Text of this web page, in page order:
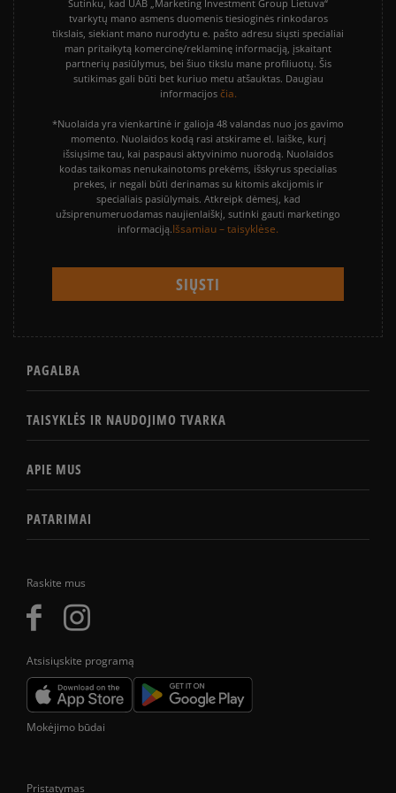
Raskite mus
Atsisiųskite programą
Sutinku, kad UAB „Marketing Investment Group Lietuva“
tvarkytų mano asmens duomenis tiesioginės rinkodaros
tikslais, siekiant mano nurodytu e. pašto adresu siųsti specialiai
man pritaikytą komercinę/reklaminę informaciją, įskaitant
partnerių pasiūlymus, bei šiuo tikslu mane profiliuotų. Šis
sutikimas gali būti bet kuriuo metu atšauktas. Daugiau
informacijos čia.
*Nuolaida yra vienkartinė ir galioja 48 valandas nuo jos gavimo
momento. Nuolaidos kodą rasi atskirame el. laiške, kurį
išsiųsime tau, kai paspausi aktyvinimo nuorodą. Nuolaidos
kodas taikomas nenukainotoms prekėms, išskyrus specialias
prekes, ir negali būti derinamas su kitomis akcijomis ir
specialiais pasiūlymais. Atkreipk dėmesį, kad
užsiprenumeruodamas naujienlaiškį, sutinki gauti marketingo
informaciją.Išsamiau – taisyklėse.
PAGALBA
TAISYKLĖS IR NAUDOJIMO TVARKA
APIE MUS
PATARIMAI
Mokėjimo būdai
Pristatymas